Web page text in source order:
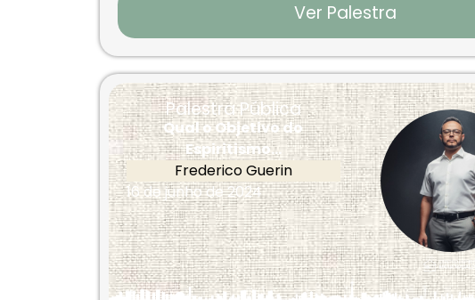
Ver Palestra
Palestra Pública
Qual o Objetivo do
Espiritismo...
Frederico Guerin
16 de junho de 2024